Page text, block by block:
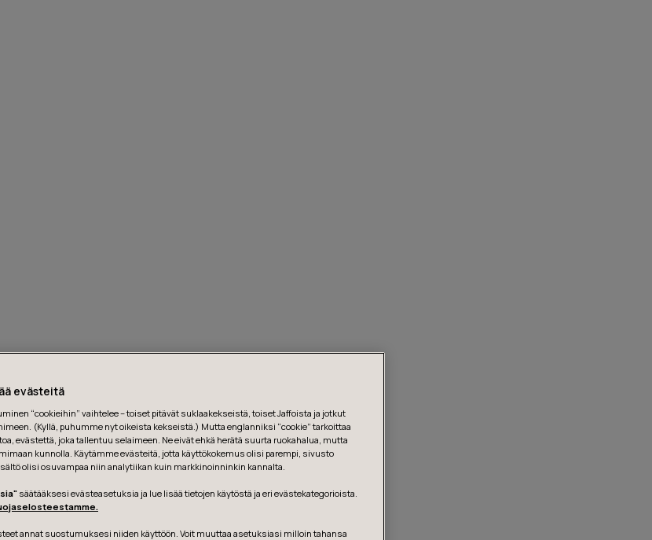
evästeitä
“cookieihin” vaihtelee – toiset pitävät suklaakekseistä, toiset Jaffoista ja jotkut
(Kyllä, puhumme nyt oikeista kekseistä.) Mutta englanniksi “cookie” tarkoittaa
evästettä, joka tallentuu selaimeen. Ne eivät ehkä herätä suurta ruokahalua, mutta
kunnolla. Käytämme evästeitä, jotta käyttökokemus olisi parempi, sivusto
olisi osuvampaa niin analytiikan kuin markkinoinninkin kannalta.
säätääksesi evästeasetuksia ja lue lisää tietojen käytöstä ja eri evästekategorioista.
annat suostumuksesi niiden käyttöön. Voit muuttaa asetuksiasi milloin tahansa